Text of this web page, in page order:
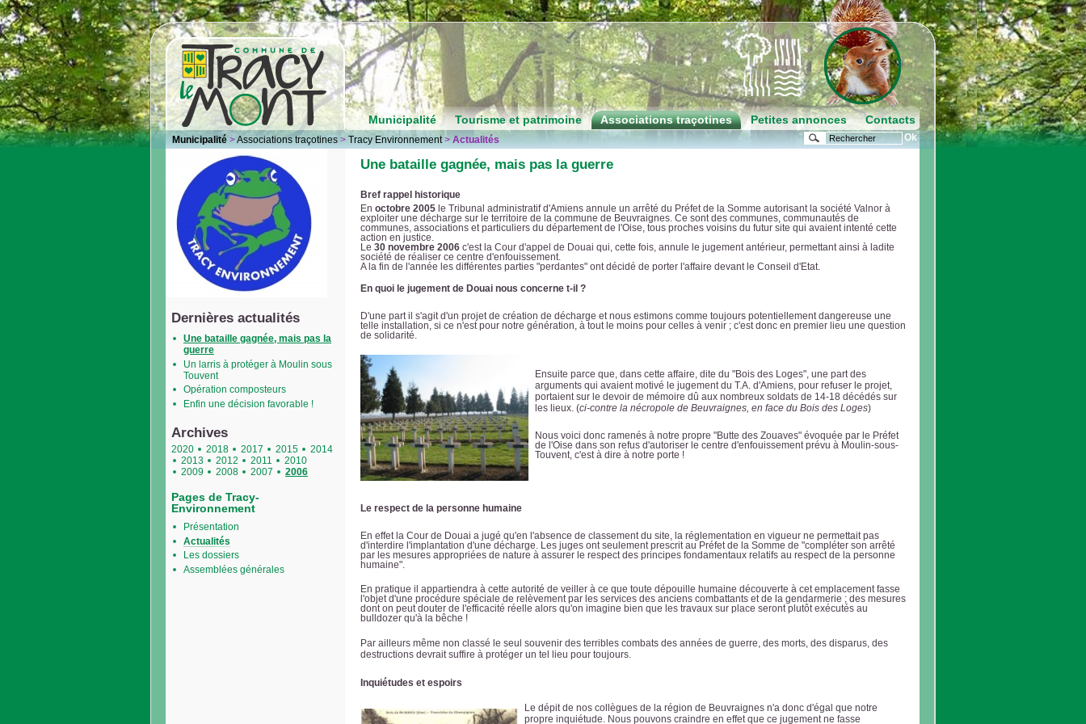
Municipalité Tourisme et patrimoine Associations traçotines Petites annonces Contacts
Municipalité >Associations traçotines > Tracy Environnement> Actualités
Dernières actualités
Une bataille gagnée, mais pas la
guerre
Un larris à protéger à Moulin sous
Touvent
Opération composteurs
Enfin une décision favorable !
Archives
2020 2018 2017 2015
2014
2013
2012 2011
2010
2009
2008 2007 2006
Pages de Tracy-
Environnement
Présentation
Actualités
Les dossiers
Assemblées générales
Une bataille gagnée, mais pas la guerre
Bref rappel historique
En octobre 2005 le Tribunal administratif d'Amiens annule un arrêté du Préfet de la Somme autorisant la société Valnor à
exploiter une décharge sur le territoire de la commune de Beuvraignes. Ce sont des communes, communautés de
communes, associations et particuliers du département de l'Oise, tous proches voisins du futur site qui avaient intenté cette
action en justice.
Le 30 novembre 2006 c'est la Cour d'appel de Douai qui, cette fois, annule le jugement antérieur, permettant ainsi à ladite
société de réaliser ce centre d'enfouissement.
A la fin de l'année les différentes parties "perdantes" ont décidé de porter l'affaire devant le Conseil d'Etat.
En quoi le jugement de Douai nous concerne t-il ?
D'une part il s'agit d'un projet de création de décharge et nous estimons comme toujours potentiellement dangereuse une
telle installation, si ce n'est pour notre génération, à tout le moins pour celles à venir ; c'est donc en premier lieu une question
de solidarité.
Ensuite parce que, dans cette affaire, dite du "Bois des Loges", une part des
arguments qui avaient motivé le jugement du T.A. d'Amiens, pour refuser le projet,
portaient sur le devoir de mémoire dû aux nombreux soldats de 14-18 décédés sur
les lieux. (ci-contre la nécropole de Beuvraignes, en face du Bois des Loges)
Nous voici donc ramenés à notre propre "Butte des Zouaves" évoquée par le Préfet
de l'Oise dans son refus d'autoriser le centre d'enfouissement prévu à Moulin-sous-
Touvent, c'est à dire à notre porte !
Le respect de la personne humaine
En effet la Cour de Douai a jugé qu'en l'absence de classement du site, la réglementation en vigueur ne permettait pas
d'interdire l'implantation d'une décharge. Les juges ont seulement prescrit au Préfet de la Somme de "compléter son arrêté
par les mesures appropriées de nature à assurer le respect des principes fondamentaux relatifs au respect de la personne
humaine".
En pratique il appartiendra à cette autorité de veiller à ce que toute dépouille humaine découverte à cet emplacement fasse
l'objet d'une procédure spéciale de relèvement par les services des anciens combattants et de la gendarmerie ; des mesures
dont on peut douter de l'efficacité réelle alors qu'on imagine bien que les travaux sur place seront plutôt exécutés au
bulldozer qu'à la bêche !
Par ailleurs même non classé le seul souvenir des terribles combats des années de guerre, des morts, des disparus, des
destructions devrait suffire à protéger un tel lieu pour toujours.
Inquiétudes et espoirs
Le dépit de nos collègues de la région de Beuvraignes n'a donc d'égal que notre
propre inquiétude. Nous pouvons craindre en effet que ce jugement ne fasse